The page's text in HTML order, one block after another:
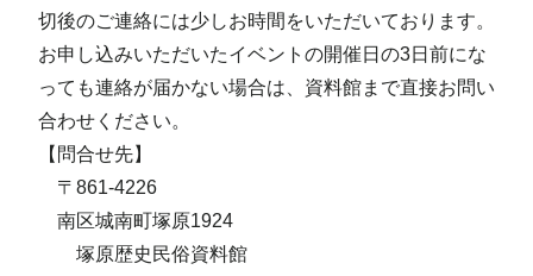
切後のご連絡には少しお時間をいただいております。
お申し込みいただいたイベントの開催日の3日前にな
っても連絡が届かない場合は、資料館まで直接お問い
合わせください。
【問合せ先】
〒861-4226
南区城南町塚原1924
塚原歴史民俗資料館